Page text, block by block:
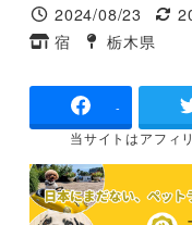
投稿日
2024/08/23
更新
タグ
宿
タグ
栃木県
-
当サイトはアフィ